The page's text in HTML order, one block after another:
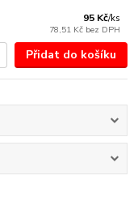
95 Kč/ks
78,51 Kč bez DPH
Přidat do košíku